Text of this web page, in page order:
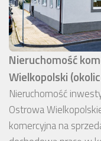
Nieruchomość
Wielkopolski
Nieruchomość
Ostrowa
komercyjna na